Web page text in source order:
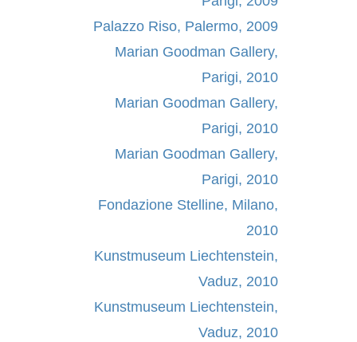
Palazzo Riso, Palermo, 2009
Marian Goodman Gallery,
Parigi, 2010
Marian Goodman Gallery,
Parigi, 2010
Marian Goodman Gallery,
Parigi, 2010
Fondazione Stelline, Milano,
2010
Kunstmuseum Liechtenstein,
Vaduz, 2010
Kunstmuseum Liechtenstein,
Vaduz, 2010